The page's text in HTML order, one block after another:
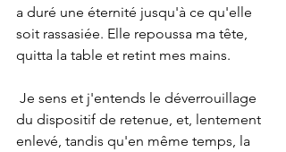
a duré une éternité jusqu'à ce qu'elle
soit rassasiée. Elle repoussa ma tête,
quitta la table et retint mes mains.
du dispositif de retenue, et, lentement
enlevé, tandis qu'en même temps, la